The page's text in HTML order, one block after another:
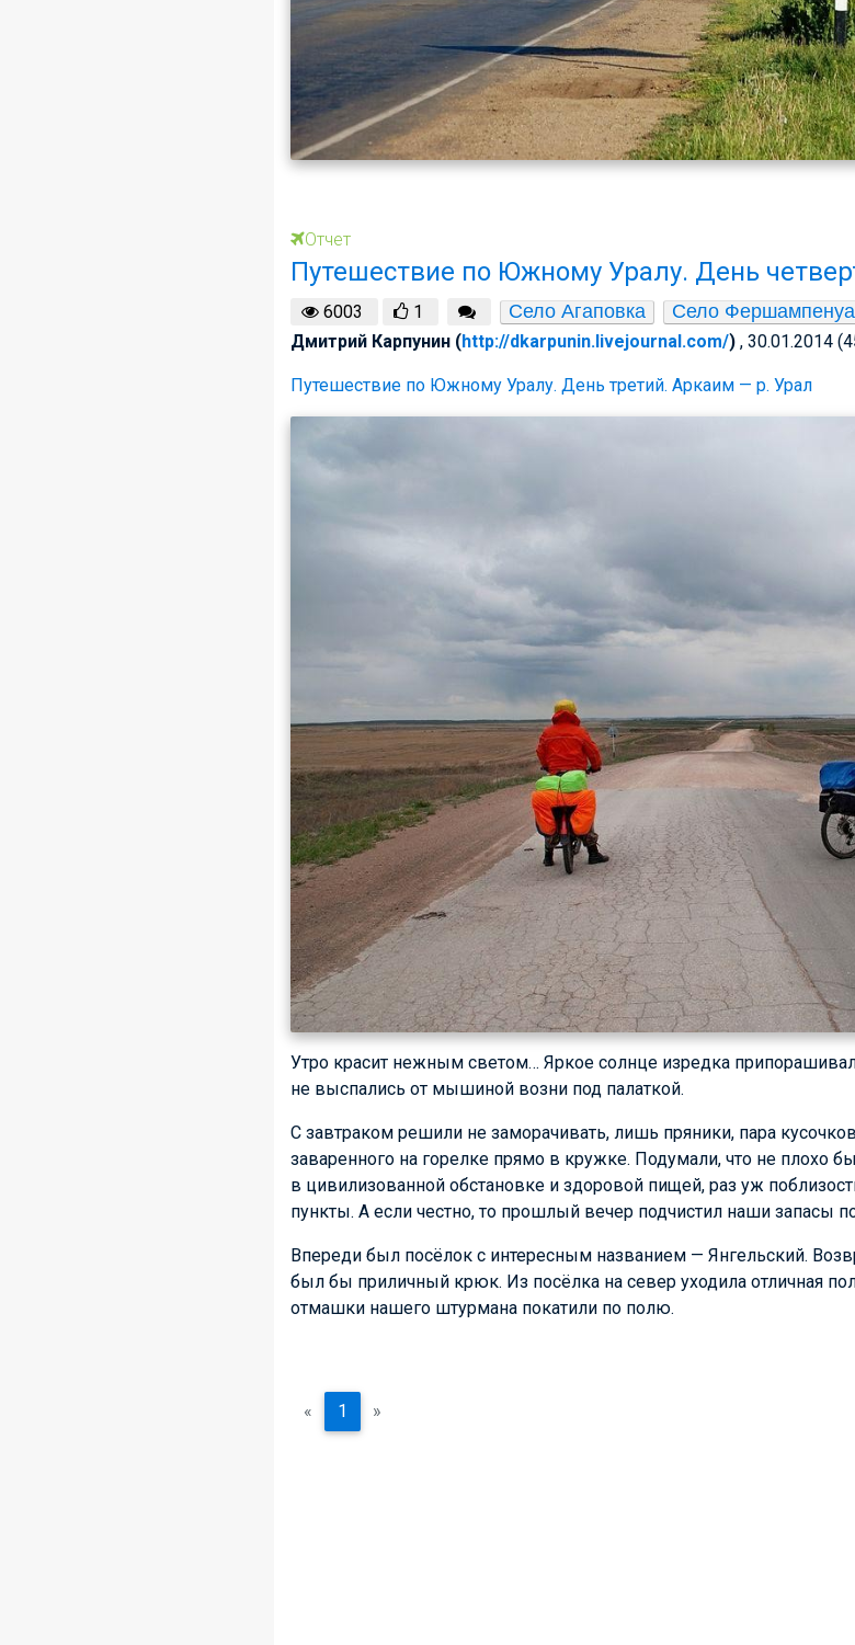
Отчет
Путешествие по Южному Уралу. День
6003 1 Село Агаповка Село
Дмитрий Карпунин (http://dkarpunin.livejournal.com/) , 30.01.2014
Путешествие по Южному Уралу. День третий. Аркаим — р. Урал
Утро красит нежным светом… Яркое солнце изредка
не выспались от мышиной возни под палаткой.
С завтраком решили не заморачивать, лишь пряники, пара
заваренного на горелке прямо в кружке. Подумали, что не плохо
в цивилизованной обстановке и здоровой пищей, раз уж
пункты. А если честно, то прошлый вечер подчистил наши запасы
Впереди был посёлок с интересным названием — Янгельский.
был бы приличный крюк. Из посёлка на север уходила отличная
отмашки нашего штурмана покатили по полю.
« 1 »